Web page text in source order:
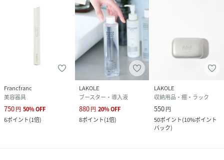
Francfranc
美容器具
750円 50%OFF
6ポイント(1倍)
LAKOLE
ブースター・導入液
880円 20%OFF
8ポイント(1倍)
LAKOLE
収納用品・棚・ラック
550円
50ポイント(10%ポイント
バック)